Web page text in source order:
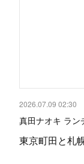
2026.07.09 02:30
真田ナオキ ラ
東京町田と札